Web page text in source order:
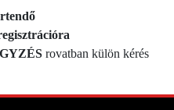
rovatban külön kérés